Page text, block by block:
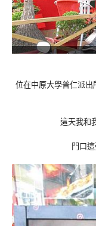
位在中原大學普仁派出
這天我和
門口